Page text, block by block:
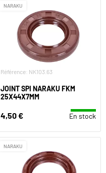
NARAKU
Référence: NK103.63
JOINT SPI NARAKU FKM
25X44X7MM
4,50 € En stock
NARAKU